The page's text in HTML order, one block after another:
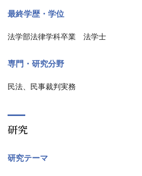
最終学歴・学位
法学部法律学科卒業 法学士
専門・研究分野
民法、民事裁判実務
研究
研究テーマ